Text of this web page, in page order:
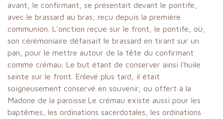
avant, le confirmant, se présentait devant le pontife,
avec le brassard au bras, reçu depuis la première
communion. L'onction reçue sur le front, le pontife, où;
son cérémoniaire défaisait le brassard en tirant sur un
pan, pour le mettre autour de la tête du confirmant
comme crémau. Le but étant de conserver ainsi l'huile
sainte sur le front. Enlevé plus tard, il était
soigneusement conservé en souvenir, ou offert à la
Madone de la paroisse.Le crémau existe aussi pour les
baptêmes, les ordinations sacerdotales, les ordinations